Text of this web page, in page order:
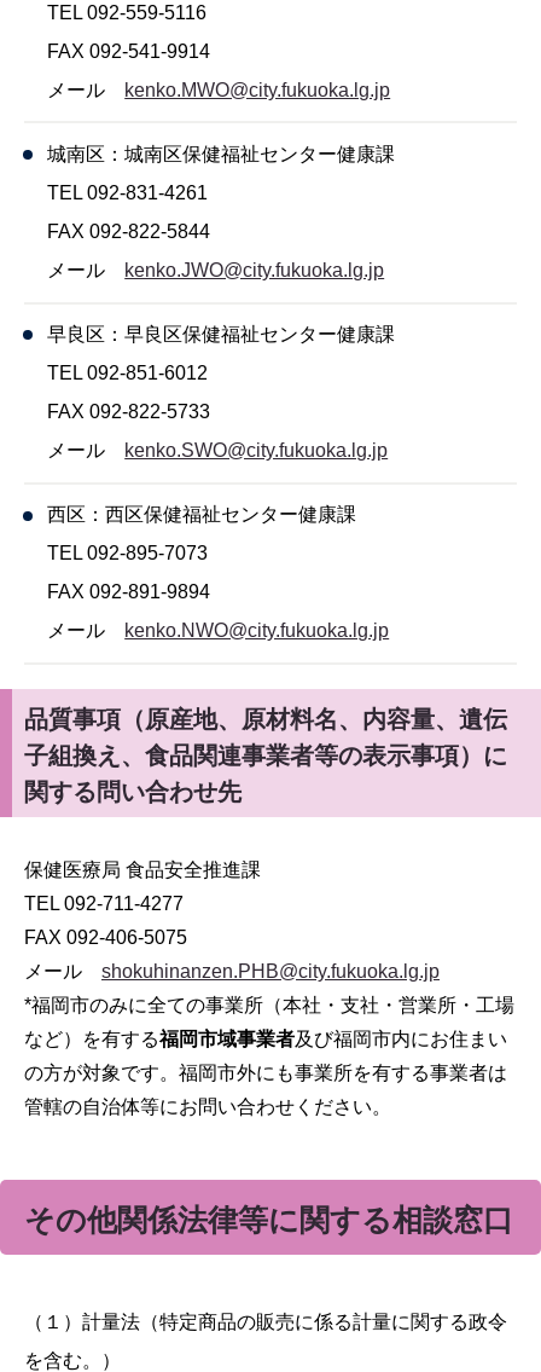
TEL 092-559-5116
FAX 092-541-9914
メール
kenko.MWO@city.fukuoka.lg.jp
城南区：城南区保健福祉センター健康課
TEL 092-831-4261
FAX 092-822-5844
メール
kenko.JWO@city.fukuoka.lg.jp
早良区：早良区保健福祉センター健康課
TEL 092-851-6012
FAX 092-822-5733
メール
kenko.SWO@city.fukuoka.lg.jp
西区：西区保健福祉センター健康課
TEL 092-895-7073
FAX 092-891-9894
メール
kenko.NWO@city.fukuoka.lg.jp
品質事項（原産地、原材料名、内容量、遺伝
子組換え、食品関連事業者等の表示事項）に
関する問い合わせ先
保健医療局 食品安全推進課
TEL 092-711-4277
FAX 092-406-5075
メール shokuhinanzen.PHB@city.fukuoka.lg.jp
*福岡市のみに全ての事業所（本社・支社・営業所・工場
など）を有する福岡市域事業者及び福岡市内にお住まい
の方が対象です。福岡市外にも事業所を有する事業者は
管轄の自治体等にお問い合わせください。
その他関係法律等に関する相談窓口
（１）計量法（特定商品の販売に係る計量に関する政令
を含む。）